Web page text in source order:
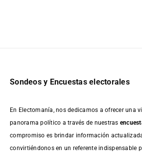
Sondeos y Encuestas electorales
En Electomanía, nos dedicamos a ofrecer una
panorama político a través de nuestras
compromiso es brindar información
convirtiéndonos en un referente indispensable